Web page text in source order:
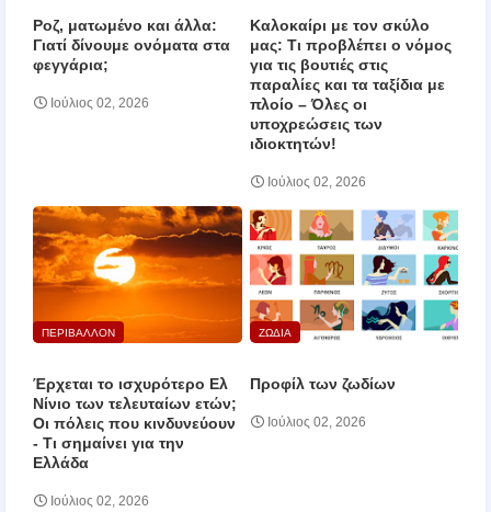
Ροζ, ματωμένο και άλλα:
Γιατί δίνουμε ονόματα στα
φεγγάρια;
Ιούλιος 02, 2026
Καλοκαίρι με τον σκύλο
μας: Τι προβλέπει ο νόμος
για τις βουτιές στις
παραλίες και τα ταξίδια με
πλοίο – Όλες οι
υποχρεώσεις των
ιδιοκτητών!
Ιούλιος 02, 2026
ΠΕΡΙΒΑΛΛΟΝ
Έρχεται το ισχυρότερο Ελ
Νίνιο των τελευταίων ετών;
Οι πόλεις που κινδυνεύουν
‑ Τι σημαίνει για την
Ελλάδα
Ιούλιος 02, 2026
ΖΩΔΙΑ
Προφίλ των ζωδίων
Ιούλιος 02, 2026